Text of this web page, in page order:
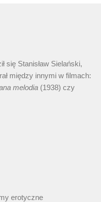
się Stanisław Sielański,
między innymi w filmach:
melodia (1938) czy
erotyczne